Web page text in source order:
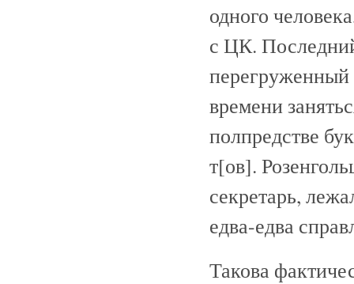
одного
с ЦК.
перегруженный
времени
полпредстве
т[ов].
секретарь,
едва-едва
Такова